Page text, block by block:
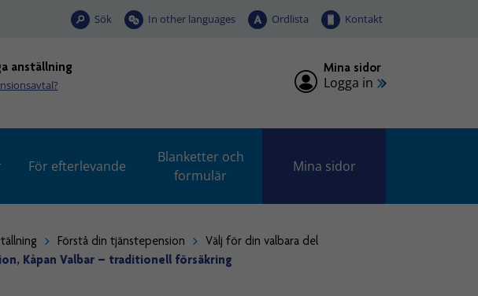
Sök In other languages Ordlista Kontakt
anställning Mina sidor
Logga in
För efterlevande
Blanketter och
formulär
Mina sidor
Förstå din tjänstepension
Välj för din valbara del
Kåpan Valbar – traditionell försäkring